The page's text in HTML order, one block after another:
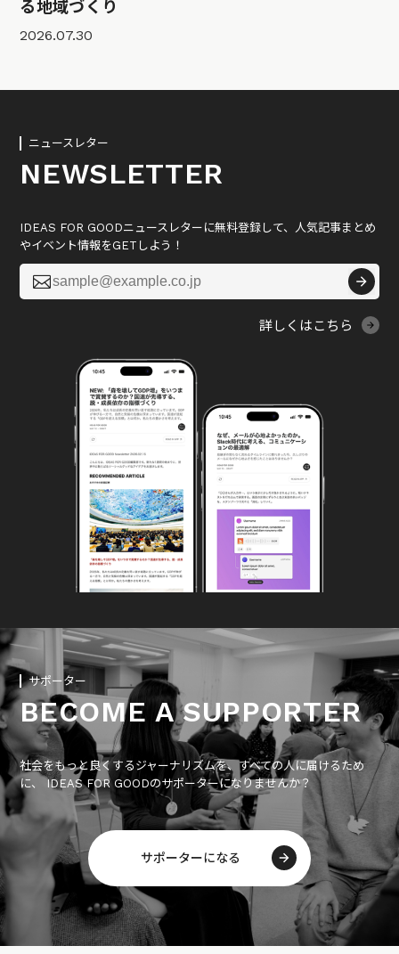
る地域づくり
2026.07.30
ニュースレター
NEWSLETTER
IDEAS FOR GOODニュースレターに無料登録して、人気記事まとめ
やイベント情報をGETしよう！

詳しくはこちら
サポーター
BECOME A SUPPORTER
社会をもっと良くするジャーナリズムを、すべての人に届けるため
に、 IDEAS FOR GOODのサポーターになりませんか？
サポーターになる